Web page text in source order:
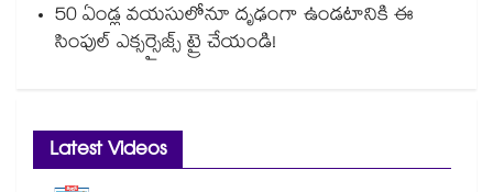
50 ఏండ్ల వయసులోనూ దృఢంగా ఉండటానికి ఈ
సింపుల్ ఎక్సర్సైజ్స్ ట్రై చేయండి!
Latest Videos